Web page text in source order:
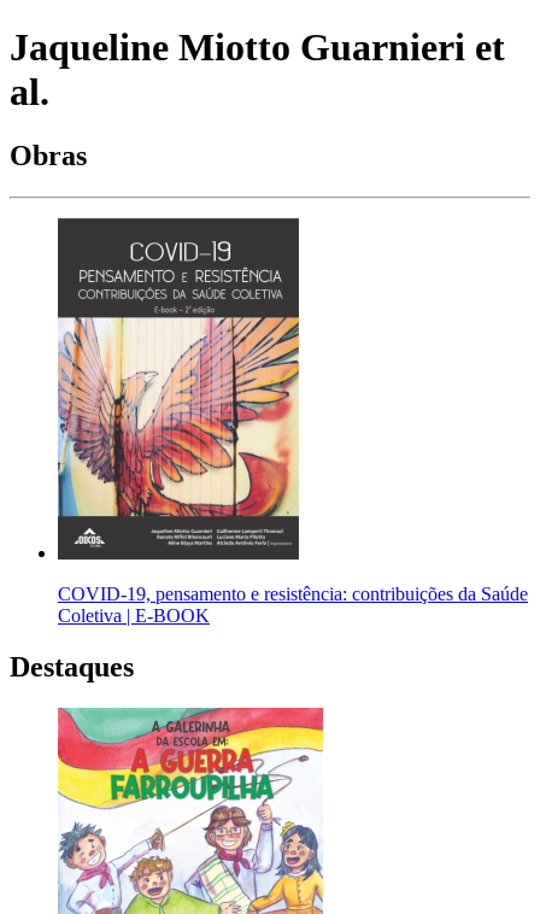
Jaqueline Miotto Guarnieri et
al.
Obras
COVID-19, pensamento e resistência: contribuições da Saúde
Coletiva | E-BOOK
Destaques